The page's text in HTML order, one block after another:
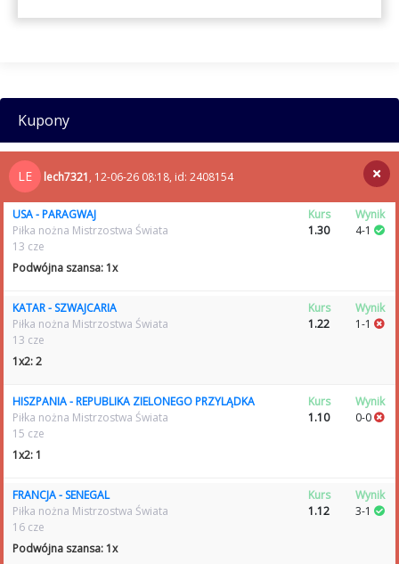
Kupony
LE lech7321, 12-06-26 08:18, id: 2408154
USA - PARAGWAJ
Piłka nożna Mistrzostwa Świata
13 cze
Podwójna szansa: 1x
Kurs
1.30
Wynik
4-1
KATAR - SZWAJCARIA
Piłka nożna Mistrzostwa Świata
13 cze
1x2: 2
Kurs
1.22
Wynik
1-1
HISZPANIA - REPUBLIKA ZIELONEGO PRZYLĄDKA
Piłka nożna Mistrzostwa Świata
15 cze
1x2: 1
Kurs
1.10
Wynik
0-0
FRANCJA - SENEGAL
Piłka nożna Mistrzostwa Świata
16 cze
Podwójna szansa: 1x
Kurs
1.12
Wynik
3-1